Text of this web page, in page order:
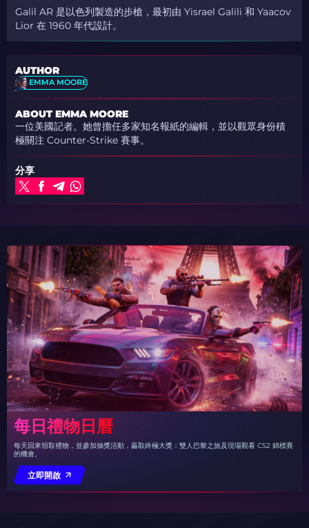
Galil AR 是以色列製造的步槍，最初由 Yisrael Galili 和 Yaacov
Lior 在 1960 年代設計。
AUTHOR
EMMA MOORE
ABOUT EMMA MOORE
一位美國記者。她曾擔任多家知名報紙的編輯，並以觀眾身份積
極關注 Counter-Strike 賽事。
分享
每日禮物日曆
每天回來領取禮物，並參加抽獎活動，贏取終極大獎：雙人巴黎之旅及現場觀看 CS2 錦標賽
的機會。
立即開啟